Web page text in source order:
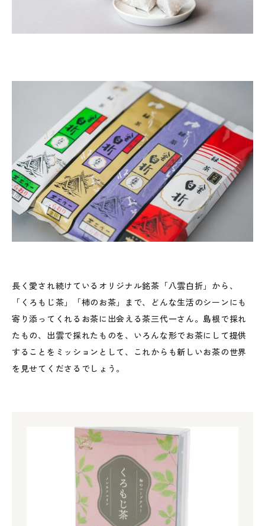
長く愛され続けているオリジナル銘茶「八雲白折」から、
「くろもじ茶」「柿のお茶」まで、どんな生活のシーンにも
寄り添ってくれるお茶に出会える茶三代一さん。島根で採れ
たもの、出雲で採れたものを、いろんな形でお茶にして提供
することをミッションとして、これからも新しいお茶の世界
を見せてくださるでしょう。